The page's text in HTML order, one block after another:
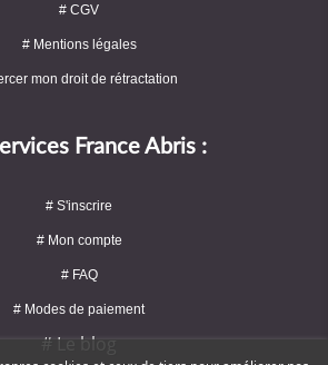
# CGV
# Mentions légales
mon droit de rétractation
France Abris :
# S'inscrire
# Mon compte
# FAQ
# Modes de paiement
# Le blog